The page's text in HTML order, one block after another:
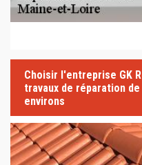
Choisir l'entreprise GK
travaux de réparation
environs